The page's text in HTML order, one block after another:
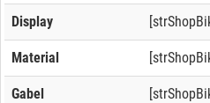
Display
Material
Gabel